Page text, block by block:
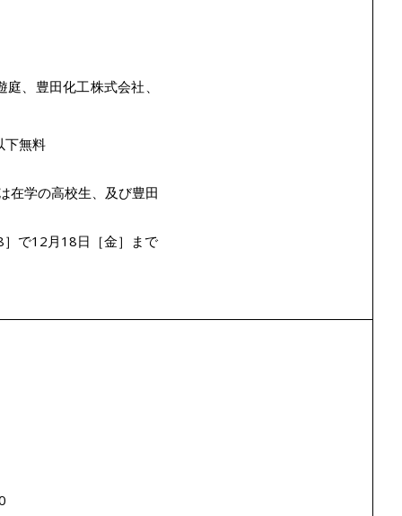
、豊田化工株式会社、
下無料
在学の高校生、及び豊田
で12月18日［金］まで